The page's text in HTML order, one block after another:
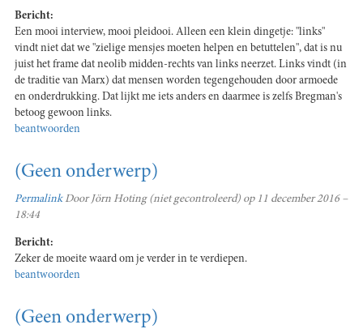
Bericht:
Een mooi interview, mooi pleidooi. Alleen een klein dingetje: "links"
vindt niet dat we "zielige mensjes moeten helpen en betuttelen", dat is nu
juist het frame dat neolib midden-rechts van links neerzet. Links vindt (in
de traditie van Marx) dat mensen worden tegengehouden door armoede
en onderdrukking. Dat lijkt me iets anders en daarmee is zelfs Bregman's
betoog gewoon links.
beantwoorden
(Geen onderwerp)
PermalinkDoorJörn Hoting (niet gecontroleerd) op 11 december 2016 –
18:44
Bericht:
Zeker de moeite waard om je verder in te verdiepen.
beantwoorden
(Geen onderwerp)